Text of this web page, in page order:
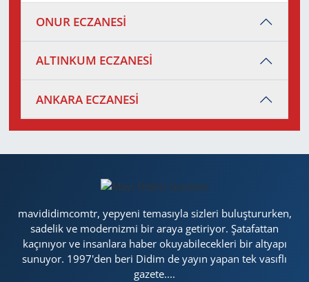
ONUR ECZANESİ
ALTINKUM ECZANESİ
ANKARA ECZANESİ
mavididimcomtr, yepyeni temasıyla sizleri buluştururken,
sadelik ve modernizmi bir araya getiriyor. Şatafattan
kaçınıyor ve insanlara haber okuyabilecekleri bir altyapı
sunuyor. 1997'den beri Didim de yayın yapan tek vasıflı
gazete....